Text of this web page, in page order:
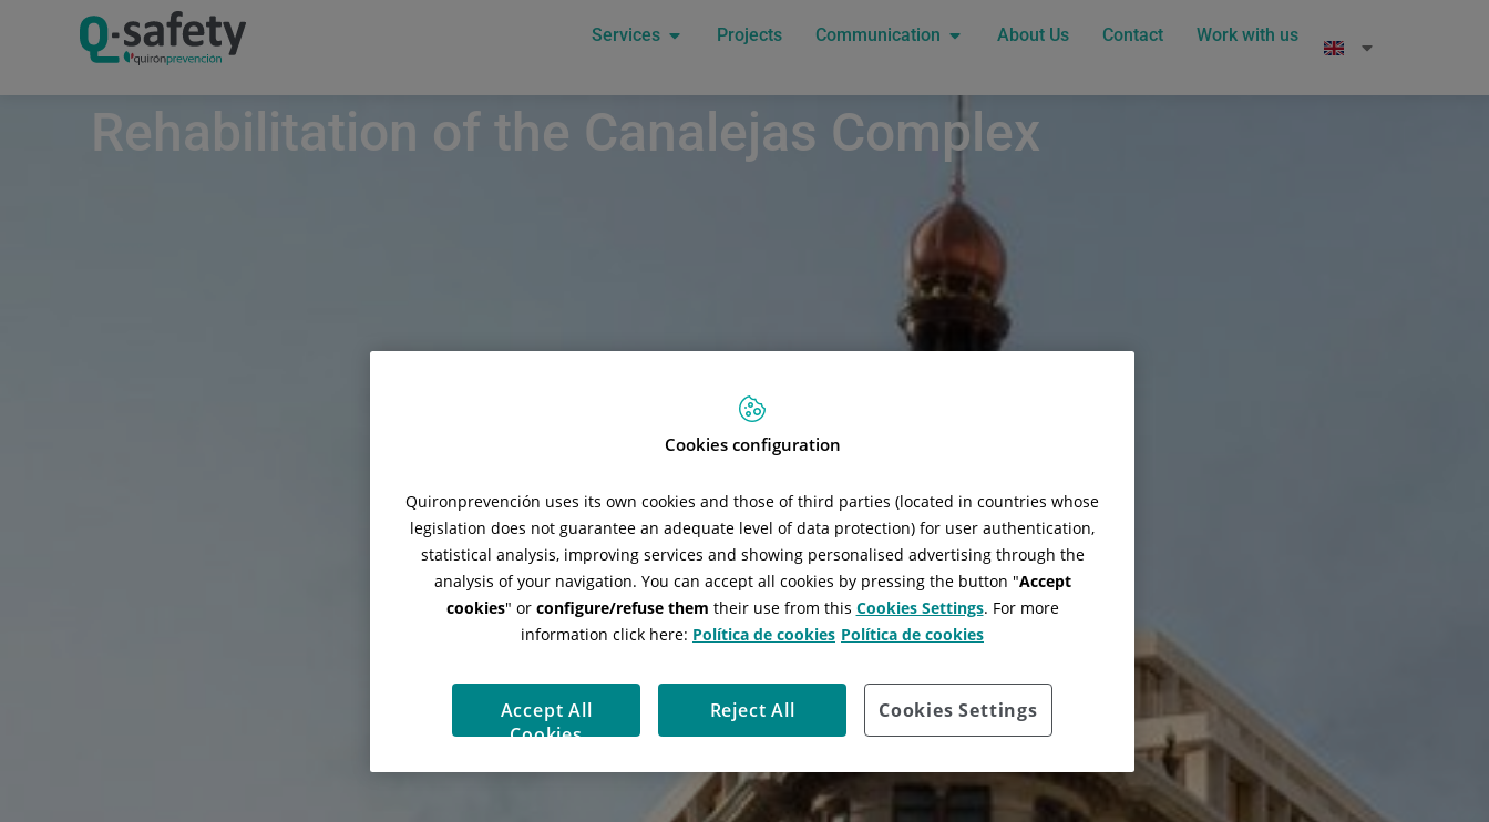
Services Projects Communication About Us Contact Work with us
Rehabilitation of the Canalejas Complex
Cookies configuration
Quironprevención uses its own cookies and those of third parties (located in countries whose
legislation does not guarantee an adequate level of data protection) for user authentication,
statistical analysis, improving services and showing personalised advertising through the
analysis of your navigation. You can accept all cookies by pressing the button "Accept
cookies" or configure/refuse them their use from this Cookies Settings. For more
information click here: Política de cookies Política de cookies
Cookies Settings
Reject All
Accept All
Cookies